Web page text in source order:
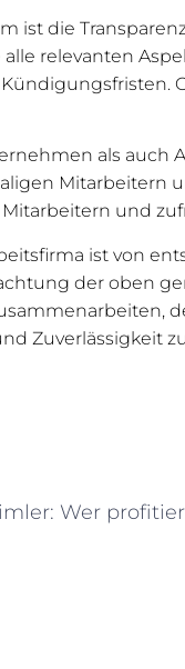
ist die
alle relevanten
als
Mitarbeitern
und
ist von
der oben
Zuverlässigkeit
Wer